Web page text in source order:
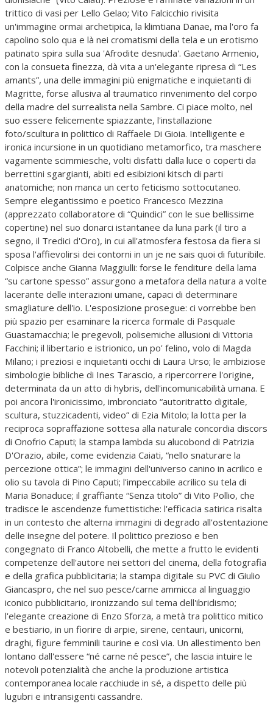
trittico di vasi per Lello Gelao; Vito Falcicchio rivisita
un'immagine ormai archetipica, la klimtiana Danae, ma l'oro fa
capolino solo qua e là nei cromatismi della tela e un erotismo
patinato spira sulla sua 'Afrodite desnuda'. Gaetano Armenio,
con la consueta finezza, dà vita a un'elegante ripresa di “Les
amants”, una delle immagini più enigmatiche e inquietanti di
Magritte, forse allusiva al traumatico rinvenimento del corpo
della madre del surrealista nella Sambre. Ci piace molto, nel
suo essere felicemente spiazzante, l'installazione
foto/scultura in polittico di Raffaele Di Gioia. Intelligente e
ironica incursione in un quotidiano metamorfico, tra maschere
vagamente scimmiesche, volti disfatti dalla luce o coperti da
berrettini sgargianti, abiti ed esibizioni kitsch di parti
anatomiche; non manca un certo feticismo sottocutaneo.
Sempre elegantissimo e poetico Francesco Mezzina
(apprezzato collaboratore di “Quindici” con le sue bellissime
copertine) nel suo donarci istantanee da luna park (il tiro a
segno, il Tredici d'Oro), in cui all'atmosfera festosa da fiera si
sposa l'affievolirsi dei contorni in un je ne sais quoi di futuribile.
Colpisce anche Gianna Maggiulli: forse le fenditure della lama
“su cartone spesso” assurgono a metafora della natura a volte
lacerante delle interazioni umane, capaci di determinare
smagliature dell'io. L'esposizione prosegue: ci vorrebbe ben
più spazio per esaminare la ricerca formale di Pasquale
Guastamacchia; le pregevoli, polisemiche allusioni di Vittoria
Facchini; il libertario e istrionico, un po' felino, volo di Magda
Milano; i preziosi e inquietanti occhi di Laura Urso; le ambiziose
simbologie bibliche di Ines Tarascio, a ripercorrere l'origine,
determinata da un atto di hybris, dell'incomunicabilità umana. E
poi ancora l'ironicissimo, imbronciato “autoritratto digitale,
scultura, stuzzicadenti, video” di Ezia Mitolo; la lotta per la
reciproca sopraffazione sottesa alla naturale concordia discors
di Onofrio Caputi; la stampa lambda su alucobond di Patrizia
D'Orazio, abile, come evidenzia Caiati, “nello snaturare la
percezione ottica”; le immagini dell'universo canino in acrilico e
olio su tavola di Pino Caputi; l'impeccabile acrilico su tela di
Maria Bonaduce; il graffiante “Senza titolo” di Vito Pollio, che
tradisce le ascendenze fumettistiche: l'efficacia satirica risalta
in un contesto che alterna immagini di degrado all'ostentazione
delle insegne del potere. Il polittico prezioso e ben
congegnato di Franco Altobelli, che mette a frutto le evidenti
competenze dell'autore nei settori del cinema, della fotografia
e della grafica pubblicitaria; la stampa digitale su PVC di Giulio
Giancaspro, che nel suo pesce/carne ammicca al linguaggio
iconico pubblicitario, ironizzando sul tema dell'ibridismo;
l'elegante creazione di Enzo Sforza, a metà tra polittico mitico
e bestiario, in un fiorire di arpie, sirene, centauri, unicorni,
draghi, figure femminili taurine e così via. Un allestimento ben
lontano dall'essere “né carne né pesce”, che lascia intuire le
notevoli potenzialità che anche la produzione artistica
contemporanea locale racchiude in sé, a dispetto delle più
lugubri e intransigenti cassandre.